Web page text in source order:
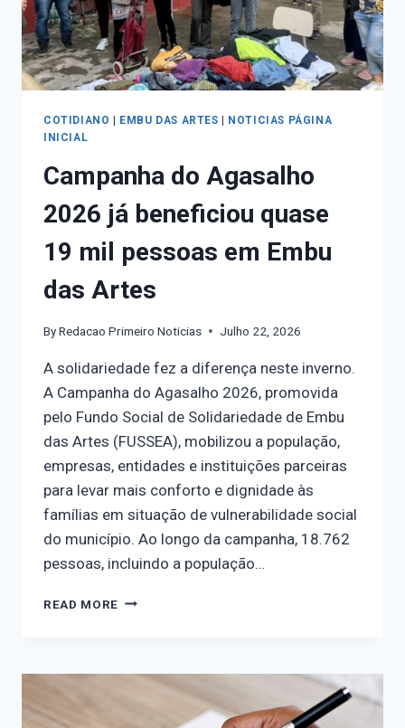
COTIDIANO EMBU DAS ARTES
NOTICIAS PÁGINA
INICIAL
Campanha do Agasalho
2026 já beneficiou quase
19 mil pessoas em Embu
das Artes
ByRedacao Primeiro Noticias Julho 22, 2026
A solidariedade fez a diferença neste inverno.
A Campanha do Agasalho 2026, promovida
pelo Fundo Social de Solidariedade de Embu
das Artes (FUSSEA), mobilizou a população,
empresas, entidades e instituições parceiras
para levar mais conforto e dignidade às
famílias em situação de vulnerabilidade social
do município. Ao longo da campanha, 18.762
pessoas, incluindo a população…
READ MORE